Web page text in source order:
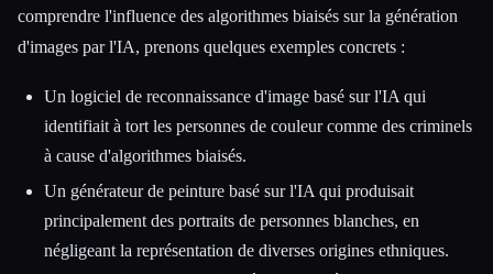
comprendre l'influence des algorithmes biaisés sur la génération
d'images par l'IA, prenons quelques exemples concrets :
Un logiciel de reconnaissance d'image basé sur l'IA qui
identifiait à tort les personnes de couleur comme des criminels
à cause d'algorithmes biaisés.
Un générateur de peinture basé sur l'IA qui produisait
principalement des portraits de personnes blanches, en
négligeant la représentation de diverses origines ethniques.